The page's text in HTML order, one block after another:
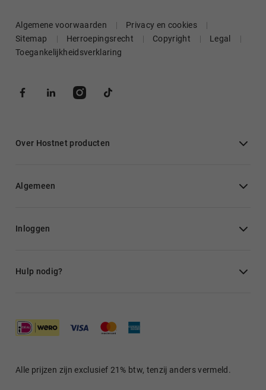
Algemene voorwaarden
Privacy en cookies
Sitemap
Herroepingsrecht Copyright
Legal
Toegankelijkheidsverklaring
Over Hostnet producten
Algemeen
Inloggen
Hulp nodig?
Alle prijzen zijn exclusief 21% btw, tenzij anders vermeld.